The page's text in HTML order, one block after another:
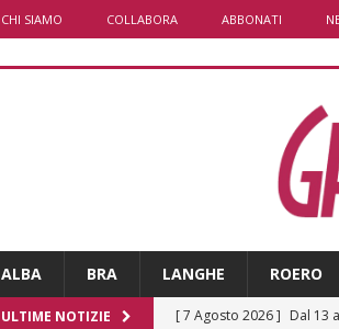
CHI SIAMO COLLABORA ABBONATI
ALBA BRA LANGHE ROERO
ULTIME NOTIZIE [ 7 Agosto 2026 ] Dal 13